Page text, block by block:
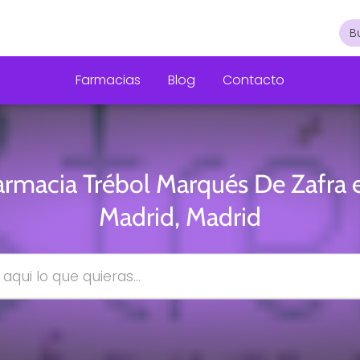
Farmacias Blog Contacto
Trébol Marqués De Zafra
Madrid, Madrid